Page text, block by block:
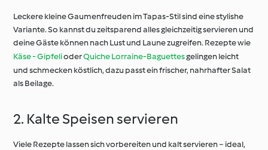
Leckere kleine Gaumenfreuden im Tapas-Stil sind eine stylishe
Variante. So kannst du zeitsparend alles gleichzeitig servieren und
deine Gäste können nach Lust und Laune zugreifen. Rezepte wie
Käse - GipfelioderQuiche Lorraine-Baguettesgelingen leicht
und schmecken köstlich, dazu passt ein frischer, nahrhafter Salat
als Beilage.
2. Kalte Speisen servieren
Viele Rezepte lassen sich vorbereiten und kalt servieren − ideal,